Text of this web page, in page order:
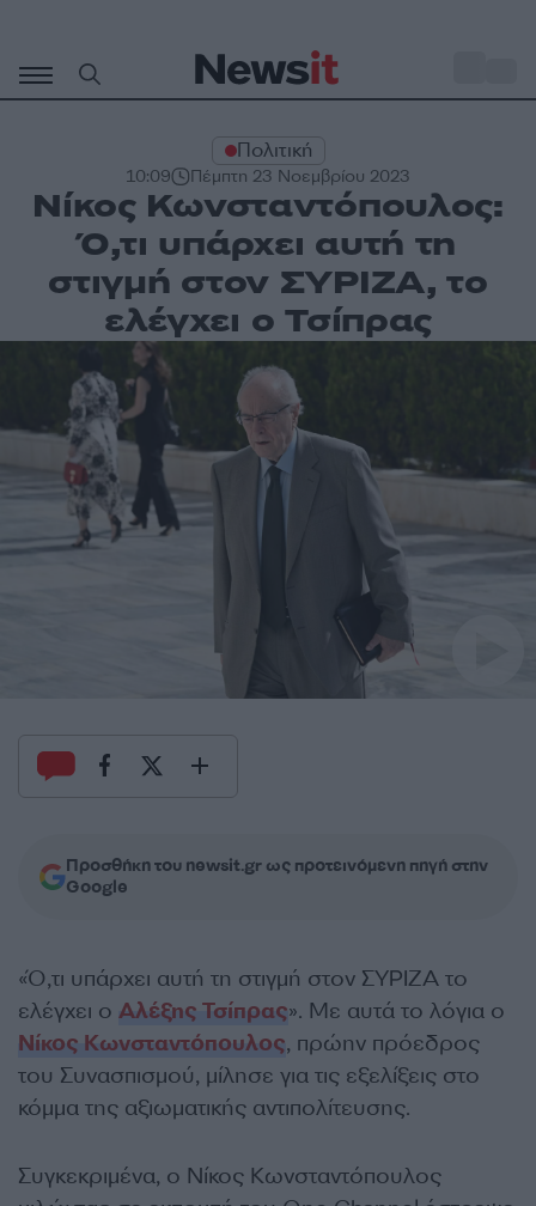
περιεχόμενο
Πολιτική
10:09 Πέμπτη 23 Νοεμβρίου 2023
Νίκος Κωνσταντόπουλος:
Ό,τι υπάρχει αυτή τη
στιγμή στον ΣΥΡΙΖΑ, το
ελέγχει ο Τσίπρας
Προσθήκη του newsit.gr ως προτεινόμενη πηγή στην
Google
«Ό,τι υπάρχει αυτή τη στιγμή στον ΣΥΡΙΖΑ το
ελέγχει ο Αλέξης Τσίπρας». Με αυτά το λόγια ο
Νίκος Κωνσταντόπουλος, πρώην πρόεδρος
του Συνασπισμού, μίλησε για τις εξελίξεις στο
κόμμα της αξιωματικής αντιπολίτευσης.
Συγκεκριμένα, ο Νίκος Κωνσταντόπουλος